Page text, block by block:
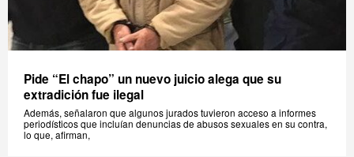
Pide “El chapo” un nuevo juicio alega que su
extradición fue ilegal
Además, señalaron que algunos jurados tuvieron acceso a informes
periodísticos que incluían denuncias de abusos sexuales en su contra,
lo que, afirman,